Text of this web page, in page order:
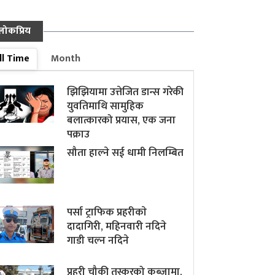
Time
Month
झिझियामा उत्तेजित डान्स गरेकी
युवतिमाथि सामुहिक
बलात्कारको प्रयास, एक जना
पक्राउ
सौता हाल्ने सई धामी निलम्बित
पर्सा ट्राफिक प्रहरीकाे
दादागिरी, महिनवारी नदिने
गाडी चल्न नदिने